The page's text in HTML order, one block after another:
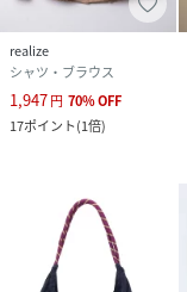
realize
シャツ・ブラウス
1,947円 70%OFF
17ポイント(1倍)